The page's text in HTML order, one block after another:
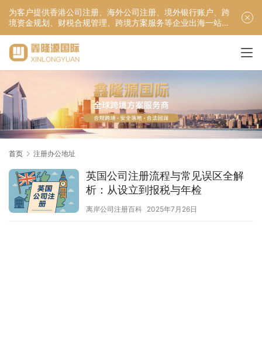
为客户提供香港公司注册、海外公司注册、境外银行账户、跨
境资金规划、财税合规管理、跨境方案服务等企业出海一站式
服务！
首页 注册办公地址
英国公司注册流程与常见误区全解
析：从设立到报税与年检
离岸公司注册百科 2025年7月26日